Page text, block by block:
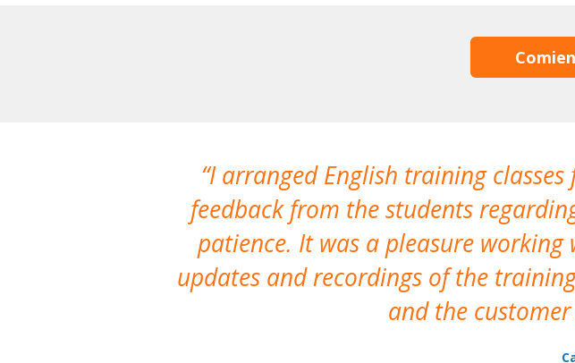
I arranged English training
feedback from the students
patience. It was a pleasure
updates and recordings of the
and the customer